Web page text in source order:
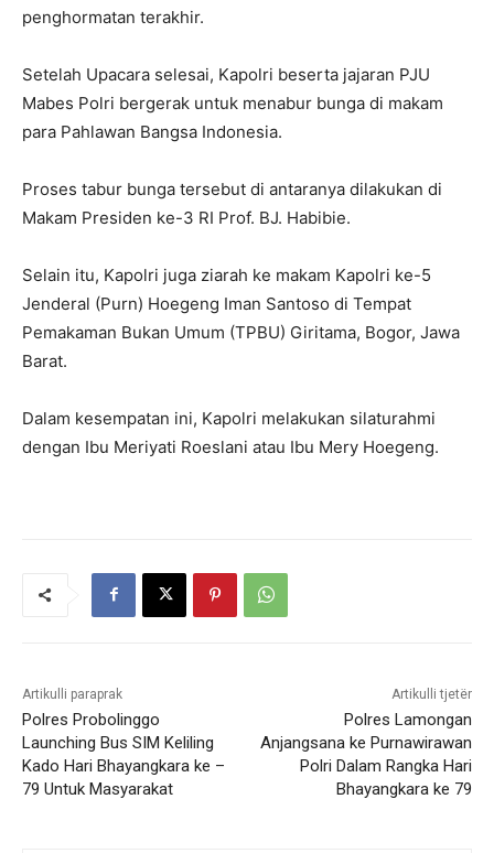
penghormatan terakhir.
Setelah Upacara selesai, Kapolri beserta jajaran PJU
Mabes Polri bergerak untuk menabur bunga di makam
para Pahlawan Bangsa Indonesia.
Proses tabur bunga tersebut di antaranya dilakukan di
Makam Presiden ke-3 RI Prof. BJ. Habibie.
Selain itu, Kapolri juga ziarah ke makam Kapolri ke-5
Jenderal (Purn) Hoegeng Iman Santoso di Tempat
Pemakaman Bukan Umum (TPBU) Giritama, Bogor, Jawa
Barat.
Dalam kesempatan ini, Kapolri melakukan silaturahmi
dengan Ibu Meriyati Roeslani atau Ibu Mery Hoegeng.
Artikulli paraprak
Polres Probolinggo
Launching Bus SIM Keliling
Kado Hari Bhayangkara ke –
79 Untuk Masyarakat
Artikulli tjetër
Polres Lamongan
Anjangsana ke Purnawirawan
Polri Dalam Rangka Hari
Bhayangkara ke 79